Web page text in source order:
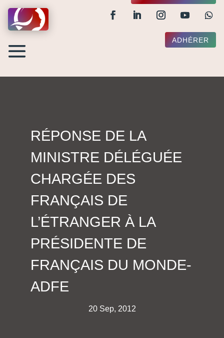
ADHÉRER
RÉPONSE DE LA
MINISTRE DÉLÉGUÉE
CHARGÉE DES
FRANÇAIS DE
L’ÉTRANGER À LA
PRÉSIDENTE DE
FRANÇAIS DU MONDE-
ADFE
20 Sep, 2012